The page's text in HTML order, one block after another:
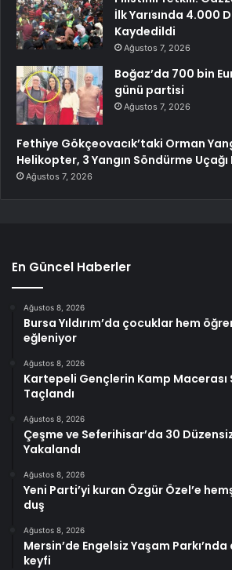
İlk Yarısında 4.000
Kaydedildi
Ağustos 7, 2026
Boğaz’da 700 bin
günü partisi
Ağustos 7, 2026
Fethiye Gökçeovacık’taki Orman
Helikopter, 3 Yangın Söndürme
Ağustos 7, 2026
En Güncel Haberler
Ağustos 8, 2026
Bursa Yıldırım’da çocuklar hem
eğleniyor
Ağustos 8, 2026
Kartepeli Gençlerin Kamp
Taçlandı
Ağustos 8, 2026
Çeşme ve Seferihisar’da 30
Yakalandı
Ağustos 8, 2026
Yeni Parti’yi kuran Özgür Özel’e
duş
Ağustos 8, 2026
Mersin’de Engelsiz Yaşam
keyfi